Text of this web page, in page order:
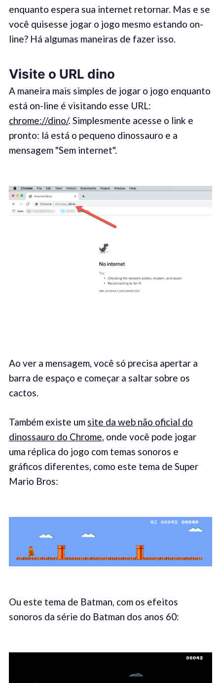
enquanto espera sua internet retornar. Mas e se
você quisesse jogar o jogo mesmo estando on-
line? Há algumas maneiras de fazer isso.
Visite o URL dino
A maneira mais simples de jogar o jogo enquanto
está on-line é visitando esse URL:
chrome://dino/. Simplesmente acesse o link e
pronto: lá está o pequeno dinossauro e a
mensagem "Sem internet".
Ao ver a mensagem, você só precisa apertar a
barra de espaço e começar a saltar sobre os
cactos.
Também existe um site da web não oficial do
dinossauro do Chrome, onde você pode jogar
uma réplica do jogo com temas sonoros e
gráficos diferentes, como este tema de Super
Mario Bros:
Ou este tema de Batman, com os efeitos
sonoros da série do Batman dos anos 60: